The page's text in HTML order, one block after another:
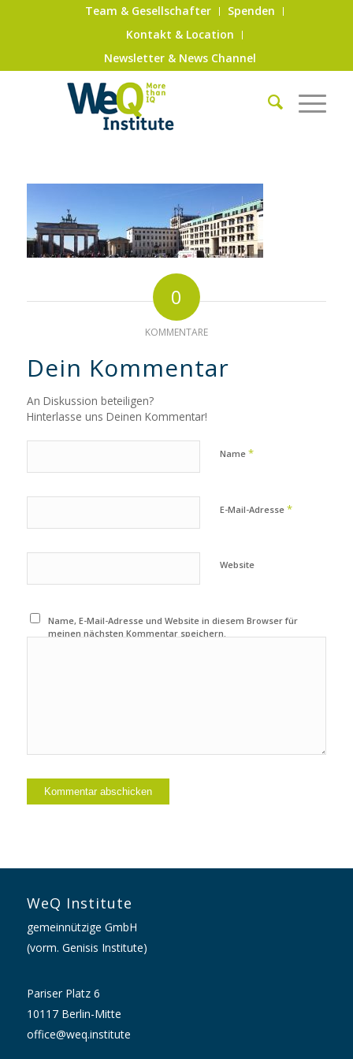
Team & Gesellschafter
Spenden
Kontakt & Location
Newsletter & News Channel
0
KOMMENTARE
Dein Kommentar
An Diskussion beteiligen?
Hinterlasse uns Deinen Kommentar!
Name *
E-Mail-Adresse *
Website
Name, E-Mail-Adresse und Website in diesem Browser für
meinen nächsten Kommentar speichern.
WeQ Institute
gemeinnützige GmbH
(vorm. Genisis Institute)
Pariser Platz 6
10117 Berlin-Mitte
office@weq.institute